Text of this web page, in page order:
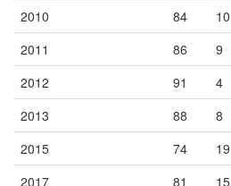
2010
84 10
2011
86 9
2012
91 4
2013
88 8
2015
74 19
2017
81 15